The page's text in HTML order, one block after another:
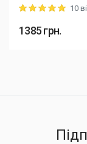
Rating: 5 out of 5
10
1385грн.